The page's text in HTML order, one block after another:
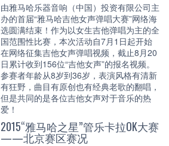
由雅马哈乐器音响（中国）投资有限公司主
办的首届“雅马哈吉他女声弹唱大赛”网络海
选圆满结束！作为以女生吉他弹唱为主的全
国范围性比赛，本次活动自7月1日起开始
在网络征集吉他女声弹唱视频，截止8月20
日累计收到156位“吉他女声”的报名视频。
参赛者年龄从8岁到36岁，表演风格有清新
有狂野，曲目有原创也有经典老歌的翻唱，
但是共同的是各位吉他女声对于音乐的热
爱！
2015“雅马哈之星”管乐卡拉OK大赛
——北京赛区赛况